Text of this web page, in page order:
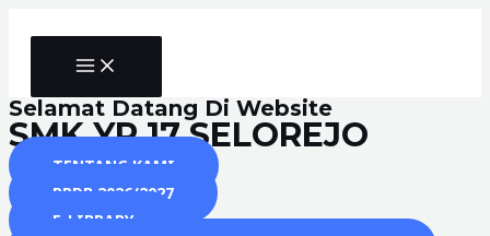
MAIN
MENU
Selamat Datang Di Website
SMK YP 17 SELOREJO
TENTANG KAMI
PPDB 2026/2027
E-LIBRARY